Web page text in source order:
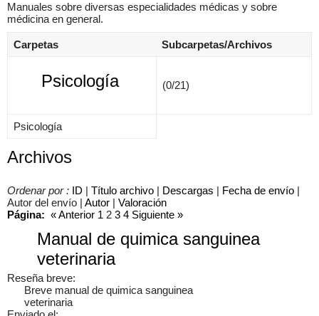
Manuales sobre diversas especialidades médicas y sobre
médicina en general.
Carpetas Subcarpetas/Archivos
Psicología (0/21)
Psicología
Archivos
Ordenar por : ID | Título archivo | Descargas | Fecha de envío |
Autor del envío | Autor | Valoración
Página: «Anterior 1 2 3 4 Siguiente »
Manual de quimica sanguinea
veterinaria
Reseña breve:
Breve manual de quimica sanguinea
veterinaria